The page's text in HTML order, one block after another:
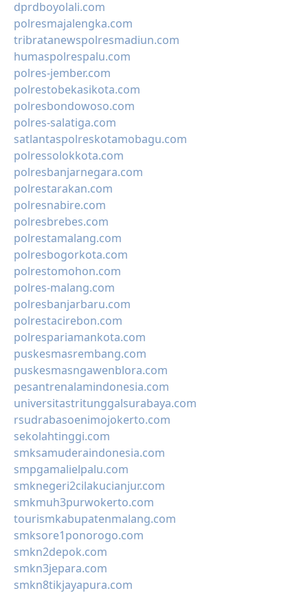
dprdboyolali.com
polresmajalengka.com
tribratanewspolresmadiun.com
humaspolrespalu.com
polres-jember.com
polrestobekasikota.com
polresbondowoso.com
polres-salatiga.com
satlantaspolreskotamobagu.com
polressolokkota.com
polresbanjarnegara.com
polrestarakan.com
polresnabire.com
polresbrebes.com
polrestamalang.com
polresbogorkota.com
polrestomohon.com
polres-malang.com
polresbanjarbaru.com
polrestacirebon.com
polrespariamankota.com
puskesmasrembang.com
puskesmasngawenblora.com
pesantrenalamindonesia.com
universitastritunggalsurabaya.com
rsudrabasoenimojokerto.com
sekolahtinggi.com
smksamuderaindonesia.com
smpgamalielpalu.com
smknegeri2cilakucianjur.com
smkmuh3purwokerto.com
tourismkabupatenmalang.com
smksore1ponorogo.com
smkn2depok.com
smkn3jepara.com
smkn8tikjayapura.com